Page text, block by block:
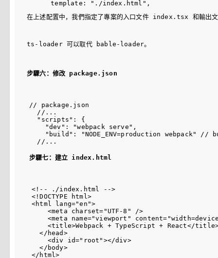
在上述配置中，我們指定了專案的入口文件 index.tsx 和
ts-loader 可以取代 bable-loader。
步驟六：修改 package.json
// package.json
  //...
  "scripts": {
    "dev": "webpack serve",
"build": "NODE_ENV=production webpack" //
步驟七：建立 index.html
<!-- ./index.html -->
<!DOCTYPE html>
<html lang="en">
    <meta charset="UTF-8" />
<meta name="viewport"
<title>Webpack + TypeScript + React</
  </head>
    <div id="root"></div>
  </body>